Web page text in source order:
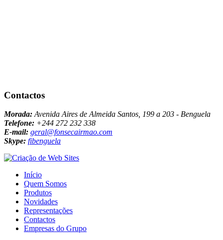
Contactos
Morada: Avenida Aires de Almeida Santos, 199 a 203 - Benguela
Telefone: +244 272 232 338
E-mail: geral@fonsecairmao.com
Skype: fibenguela
Início
Quem Somos
Produtos
Novidades
Representações
Contactos
Empresas do Grupo